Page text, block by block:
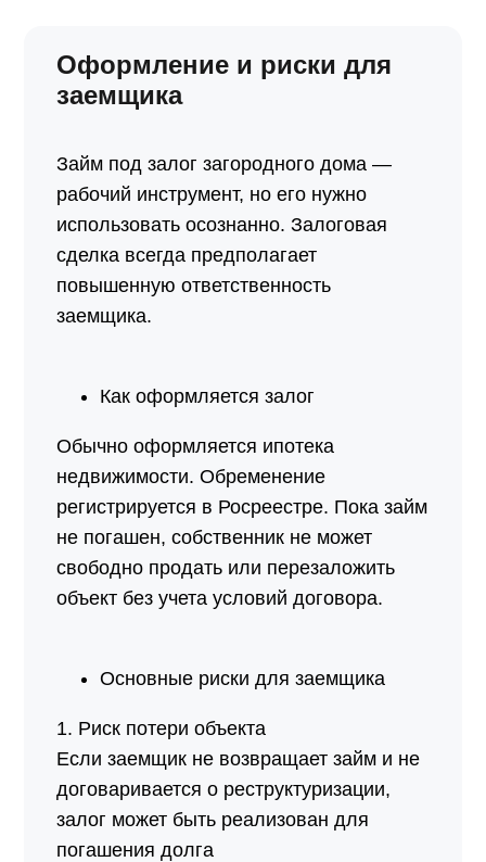
Оформление и риски для
заемщика
Займ под залог загородного дома —
рабочий инструмент, но его нужно
использовать осознанно. Залоговая
сделка всегда предполагает
повышенную ответственность
заемщика.
Как оформляется залог
Обычно оформляется ипотека
недвижимости. Обременение
регистрируется в Росреестре. Пока займ
не погашен, собственник не может
свободно продать или перезаложить
объект без учета условий договора.
Основные риски для заемщика
1. Риск потери объекта
Если заемщик не возвращает займ и не
договаривается о реструктуризации,
залог может быть реализован для
погашения долга